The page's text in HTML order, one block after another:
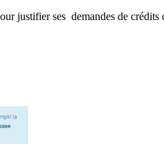
ses demandes de crédits